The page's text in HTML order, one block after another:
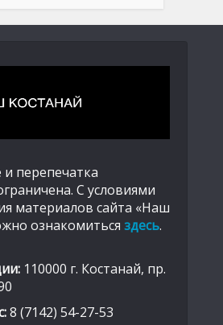
перепечатка
С условиями
материалов сайта «Наш
ознакомиться здесь.
110000 г. Костанай, пр.
8 (7142) 54-27-53